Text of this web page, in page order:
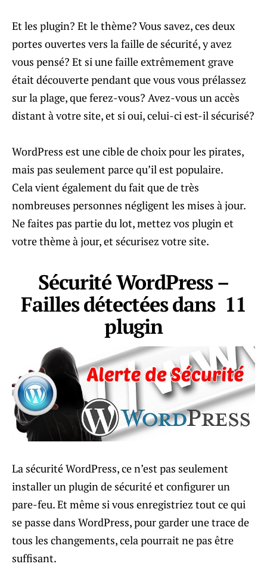
Et les plugin? Et le thème? Vous savez, ces deux
portes ouvertes vers la faille de sécurité, y avez
vous pensé? Et si une faille extrêmement grave
était découverte pendant que vous vous prélassez
sur la plage, que ferez-vous? Avez-vous un accès
distant à votre site, et si oui, celui-ci est-il sécurisé?
WordPress est une cible de choix pour les pirates,
mais pas seulement parce qu’il est populaire.
Cela vient également du fait que de très
nombreuses personnes négligent les mises à jour.
Ne faites pas partie du lot, mettez vos plugin et
votre thème à jour, et sécurisez votre site.
Sécurité WordPress –
Failles détectées dans 11
plugin
La sécurité WordPress, ce n’est pas seulement
installer un plugin de sécurité et configurer un
pare-feu. Et même si vous enregistriez tout ce qui
se passe dans WordPress, pour garder une trace de
tous les changements, cela pourrait ne pas être
suffisant.